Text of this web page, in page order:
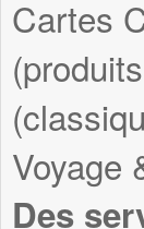
Cartes
Voyage
Des